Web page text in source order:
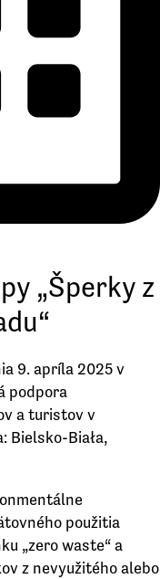
„Šperky z
9. apríla 2025 v
podpora
a turistov v
Bielsko-Biała,
použitia
„zero waste“ a
z nevyužitého alebo